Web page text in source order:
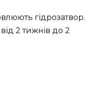
гідрозатвор.
2 тижнів до 2